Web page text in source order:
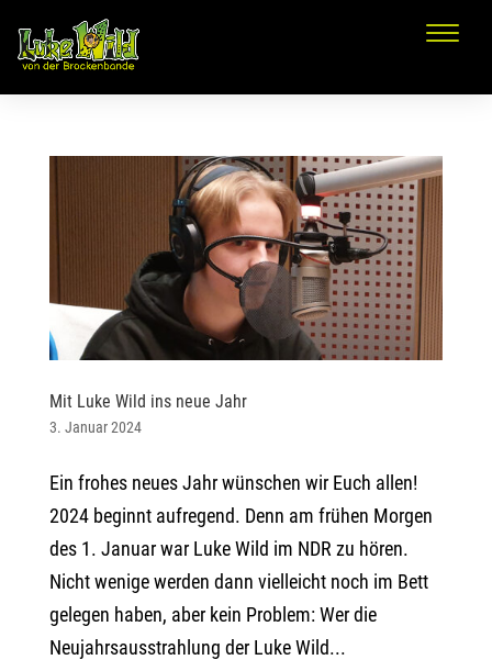
Mit Luke Wild ins neue Jahr
3. Januar 2024
Ein frohes neues Jahr wünschen wir Euch allen!
2024 beginnt aufregend. Denn am frühen Morgen
des 1. Januar war Luke Wild im NDR zu hören.
Nicht wenige werden dann vielleicht noch im Bett
gelegen haben, aber kein Problem: Wer die
Neujahrsausstrahlung der Luke Wild...